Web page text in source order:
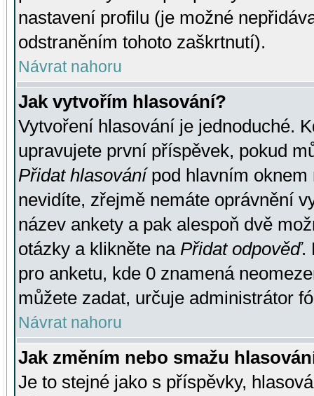
nastavení profilu (je možné
odstraněním tohoto zaškrtnutí).
Návrat nahoru
Jak vytvořím hlasování?
Vytvoření hlasování je jednoduché.
upravujete první příspěvek, pokud
Přidat hlasovánípod hlavním oknem
nevidíte, zřejmě nemáte oprávnění
název ankety a pak alespoň dvě
otázky a klikněte na Přidat odpověď.
pro anketu, kde 0 znamená
můžete zadat, určuje administrátor
Návrat nahoru
Jak změním nebo smažu
Je to stejné jako s příspěvky,